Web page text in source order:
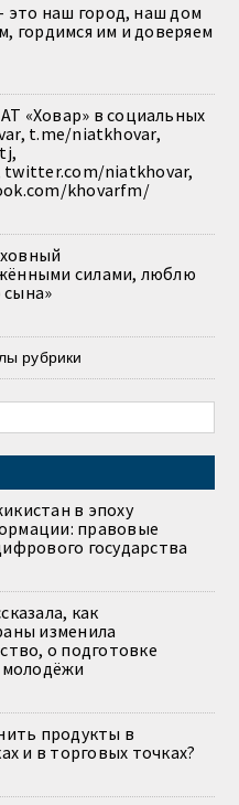
это наш город, наш дом
гордимся им и доверяем
«Ховар» в социальных
t.me/niatkhovar,
niatkhovar,
khovarfm/
силами, люблю
сына»
рубрики
в эпоху
правовые
государства
как
изменила
о подготовке
молодёжи
продукты в
и в торговых точках?